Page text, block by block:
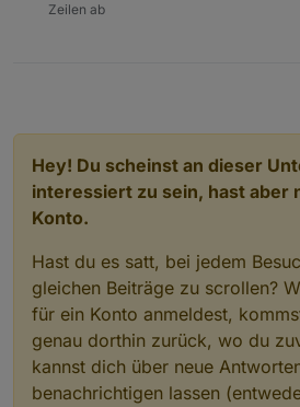
Zeilen ab
Hey! Du scheinst an dieser
interessiert zu sein, hast aber
Konto.
Hast du es satt, bei jedem
gleichen Beiträge zu scrollen?
für ein Konto anmeldest,
genau dorthin zurück, wo du
kannst dich über neue
benachrichtigen lassen